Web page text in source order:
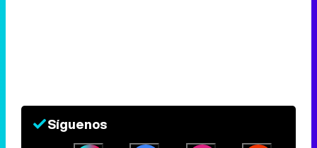
Síguenos